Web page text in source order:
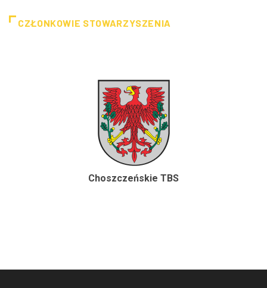
CZŁONKOWIE STOWARZYSZENIA
Choszczeńskie TBS